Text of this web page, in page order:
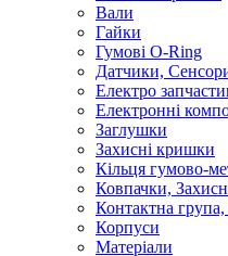
Вали
Гайки
Гумові O-Ring
Датчики,
Електро
Електронні
Заглушки
Захисні кришки
Кільця гумово-
Ковпачки,
Контактна
Корпуси
Матеріали